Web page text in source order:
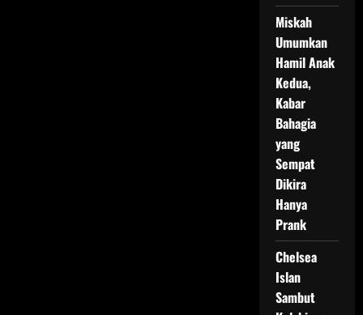
Miskah
Umumkan
Hamil Anak
Kedua,
Kabar
Bahagia
yang
Sempat
Dikira
Hanya
Prank
Chelsea
Islan
Sambut